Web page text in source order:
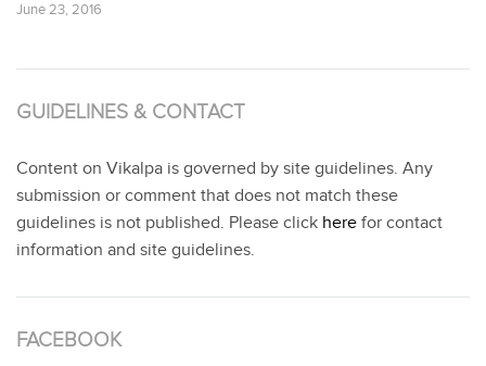
June 23, 2016
GUIDELINES & CONTACT
Content on Vikalpa is governed by site guidelines. Any
submission or comment that does not match these
guidelines is not published. Please click here for contact
information and site guidelines.
FACEBOOK